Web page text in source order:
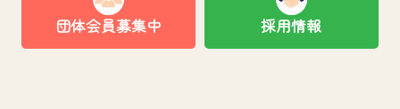
団体会員募集中 採用情報